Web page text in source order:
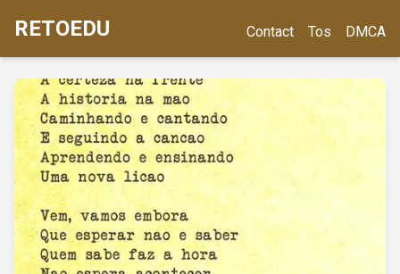
RETOEDU Contact Tos DMCA